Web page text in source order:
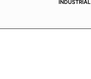
INDUSTRIAL